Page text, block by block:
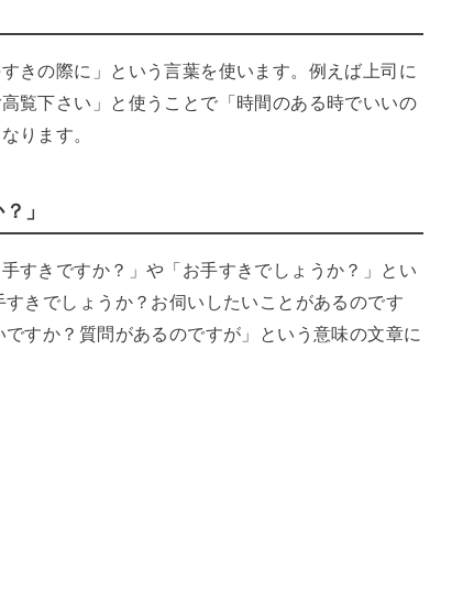
きの際に」という言葉を使います。例えば上司に
覧下さい」と使うことで「時間のある時でいいの
ります。
」
すきですか？」や「お手すきでしょうか？」とい
きでしょうか？お伺いしたいことがあるのです
すか？質問があるのですが」という意味の文章に